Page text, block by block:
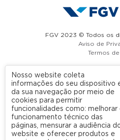
FGV 2023 © Todos os
Aviso de
Termos
A
Nossas
Dúvidas
Nosso website coleta
informações do seu dispositivo
da sua navegação por meio de
cookies para permitir
funcionalidades como: melhorar
funcionamento técnico das
páginas, mensurar a audiência
website e oferecer produtos e